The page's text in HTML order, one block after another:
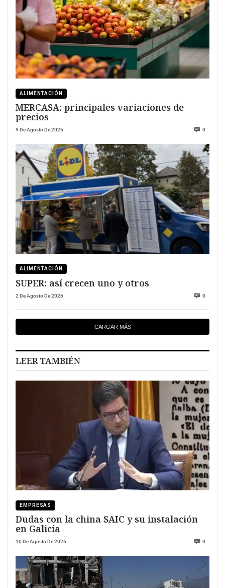
ALIMENTACIÓN
MERCASA: principales variaciones de
precios
9 De Agosto De 2026 0
ALIMENTACIÓN
SUPER: así crecen uno y otros
2 De Agosto De 2026 0
CARGAR MÁS
LEER TAMBIÉN
EMPRESAS
Dudas con la china SAIC y su instalación
en Galicia
10 De Agosto De 2026 0